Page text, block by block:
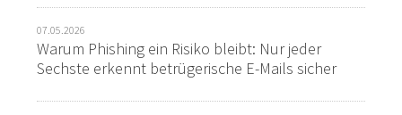
07.05.2026
Warum Phishing ein Risiko bleibt: Nur jeder
Sechste erkennt betrügerische E-Mails sicher